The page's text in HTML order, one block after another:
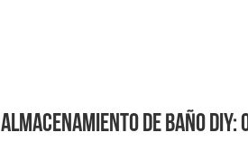
Almacenamiento de Baño DIY: